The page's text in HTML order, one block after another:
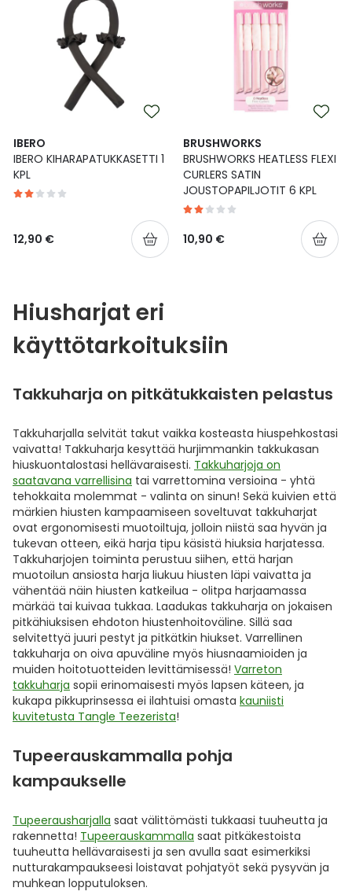
IBERO
IBERO KIHARAPATUKKASETTI 1
KPL
12,90 €
BRUSHWORKS
BRUSHWORKS HEATLESS FLEXI
CURLERS SATIN
JOUSTOPAPILJOTIT 6 KPL
10,90 €
Hiusharjat eri
käyttötarkoituksiin
Takkuharja on pitkätukkaisten pelastus
Takkuharjalla selvität takut vaikka kosteasta hiuspehkostasi
vaivatta! Takkuharja kesyttää hurjimmankin takkukasan
hiuskuontalostasi hellävaraisesti. Takkuharjoja on
saatavana varrellisina tai varrettomina versioina - yhtä
tehokkaita molemmat - valinta on sinun! Sekä kuivien että
märkien hiusten kampaamiseen soveltuvat takkuharjat
ovat ergonomisesti muotoiltuja, jolloin niistä saa hyvän ja
tukevan otteen, eikä harja tipu käsistä hiuksia harjatessa.
Takkuharjojen toiminta perustuu siihen, että harjan
muotoilun ansiosta harja liukuu hiusten läpi vaivatta ja
vähentää näin hiusten katkeilua - olitpa harjaamassa
märkää tai kuivaa tukkaa. Laadukas takkuharja on jokaisen
pitkähiuksisen ehdoton hiustenhoitoväline. Sillä saa
selvitettyä juuri pestyt ja pitkätkin hiukset. Varrellinen
takkuharja on oiva apuväline myös hiusnaamioiden ja
muiden hoitotuotteiden levittämisessä! Varreton
takkuharja sopii erinomaisesti myös lapsen käteen, ja
kukapa pikkuprinsessa ei ilahtuisi omasta kauniisti
kuvitetusta Tangle Teezerista!
Tupeerauskammalla pohja
kampaukselle
Tupeerausharjalla saat välittömästi tukkaasi tuuheutta ja
rakennetta! Tupeerauskammalla saat pitkäkestoista
tuuheutta hellävaraisesti ja sen avulla saat esimerkiksi
nutturakampaukseesi loistavat pohjatyöt sekä pysyvän ja
muhkean lopputuloksen.